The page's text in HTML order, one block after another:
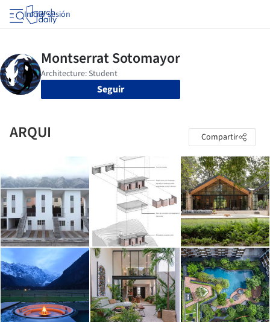
Iniciar sesión
Seguir
ARQUI Compartir